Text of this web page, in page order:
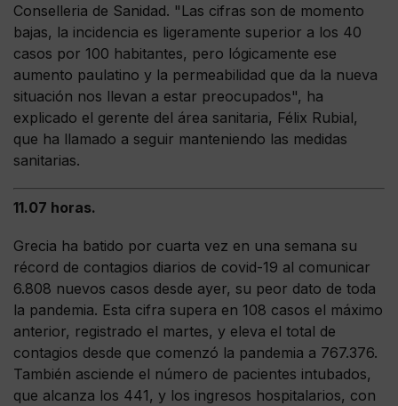
Conselleria de Sanidad. "Las cifras son de momento
bajas, la incidencia es ligeramente superior a los 40
casos por 100 habitantes, pero lógicamente ese
aumento paulatino y la permeabilidad que da la nueva
situación nos llevan a estar preocupados", ha
explicado el gerente del área sanitaria, Félix Rubial,
que ha llamado a seguir manteniendo las medidas
sanitarias.
11.07 horas.
Grecia ha batido por cuarta vez en una semana su
récord de contagios diarios de covid-19 al comunicar
6.808 nuevos casos desde ayer, su peor dato de toda
la pandemia. Esta cifra supera en 108 casos el máximo
anterior, registrado el martes, y eleva el total de
contagios desde que comenzó la pandemia a 767.376.
También asciende el número de pacientes intubados,
que alcanza los 441, y los ingresos hospitalarios, con